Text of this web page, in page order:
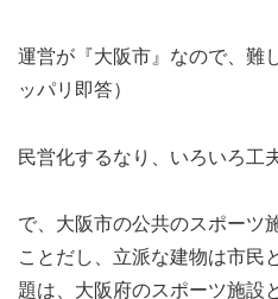
運営が『大阪市』なので、難
ッパリ即答）
民営化するなり、いろいろ工
で、大阪市の公共のスポーツ
ことだし、立派な建物は市民
題は、大阪府のスポーツ施設